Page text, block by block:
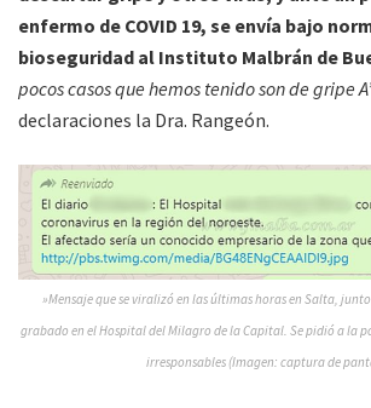
enfermo de COVID 19, se envía bajo
bioseguridad al Instituto Malbrán de
pocos casos que hemos tenido son de gripe
declaraciones la Dra. Rangeón.
»Mensaje que se viralizó en las últimas horas en Salta,
grabado en el Hospital del Milagro de la Capital. Se pidió a la
irresponsables (Imagen: captura de